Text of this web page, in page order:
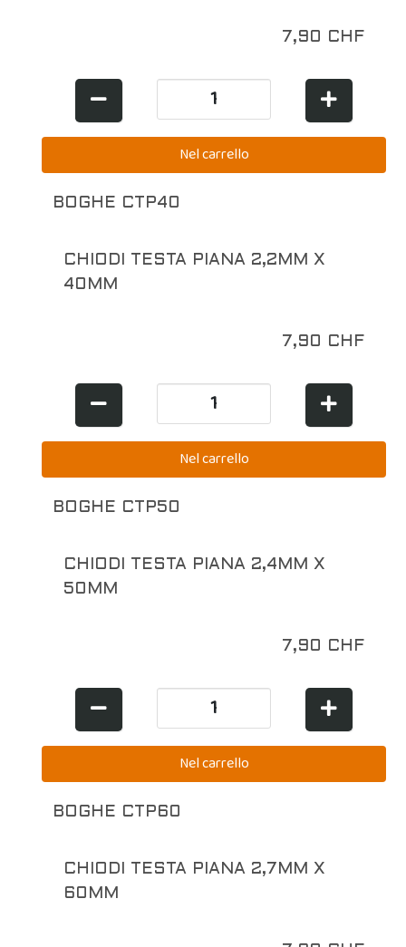
7,90 CHF
BOGHE CTP40
CHIODI TESTA PIANA 2,2MM X
40MM
7,90 CHF
BOGHE CTP50
CHIODI TESTA PIANA 2,4MM X
50MM
7,90 CHF
BOGHE CTP60
CHIODI TESTA PIANA 2,7MM X
60MM